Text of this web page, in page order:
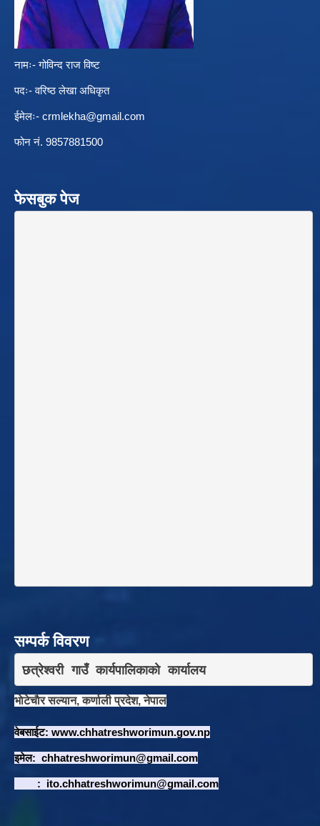
नामः- गोविन्द राज विष्ट
पदः- वरिष्ठ लेखा अधिकृत
ईमेलः- crmlekha@gmail.com
फोन नं. 9857881500
फेसबुक पेज
सम्पर्क विवरण
छत्रेश्वरी गाउँ कार्यपालिकाकाे कार्यालय
भाेटेचाैर सल्यान, कर्णाली प्रदेश, नेपाल
वेबसाईट: www.chhatreshworimun.gov.np
इमेल: chhatreshworimun@gmail.com
: ito.chhatreshworimun@gmail.com